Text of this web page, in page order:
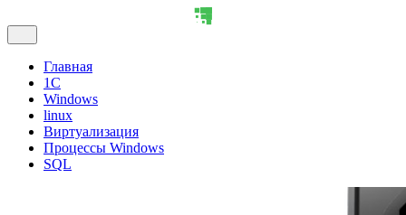
Главная
1С
Windows
linux
Виртуализация
Процессы Windows
SQL